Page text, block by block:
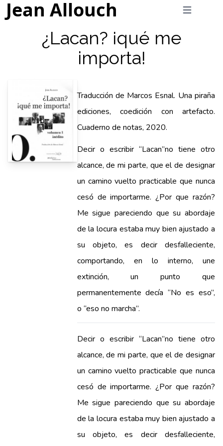
Jean Allouch
¿Lacan? ¡qué me
importa!
Traducción de Marcos Esnal. Una piraña
ediciones, coedición con artefacto.
Cuaderno de notas, 2020.
Decir o escribir “Lacan”no tiene otro
alcance, de mi parte, que el de designar
un camino vuelto practicable que nunca
cesó de importarme. ¿Por que razón?
Me sigue pareciendo que su abordaje
de la locura estaba muy bien ajustado a
su objeto, es decir desfalleciente,
comportando, en lo interno, une
extinción, un punto que
permanentemente decía “No es eso”,
o “eso no marcha”.
Decir o escribir “Lacan”no tiene otro
alcance, de mi parte, que el de designar
un camino vuelto practicable que nunca
cesó de importarme. ¿Por que razón?
Me sigue pareciendo que su abordaje
de la locura estaba muy bien ajustado a
su objeto, es decir desfalleciente,